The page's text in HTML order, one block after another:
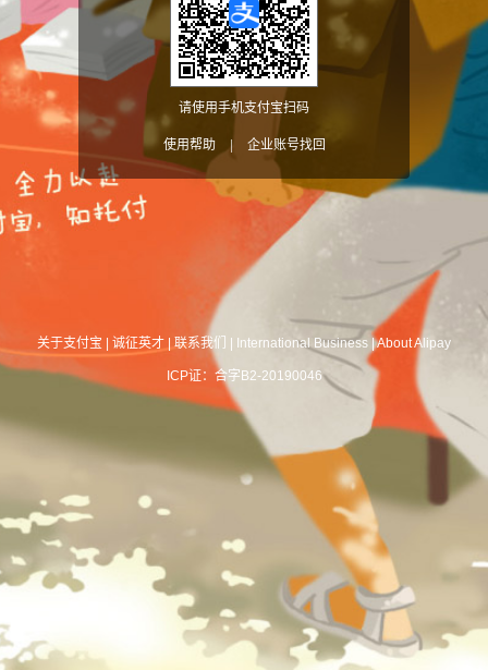
请使用手机支付宝扫码
使用帮助 | 企业账号找回
关于支付宝 诚征英才 联系我们 International Business |About Alipay
ICP证：合字B2-20190046